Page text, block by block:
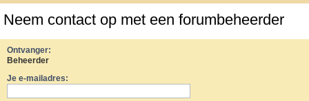
Neem contact op met een forumbeheerder
Ontvanger:
Beheerder
Je e-mailadres: